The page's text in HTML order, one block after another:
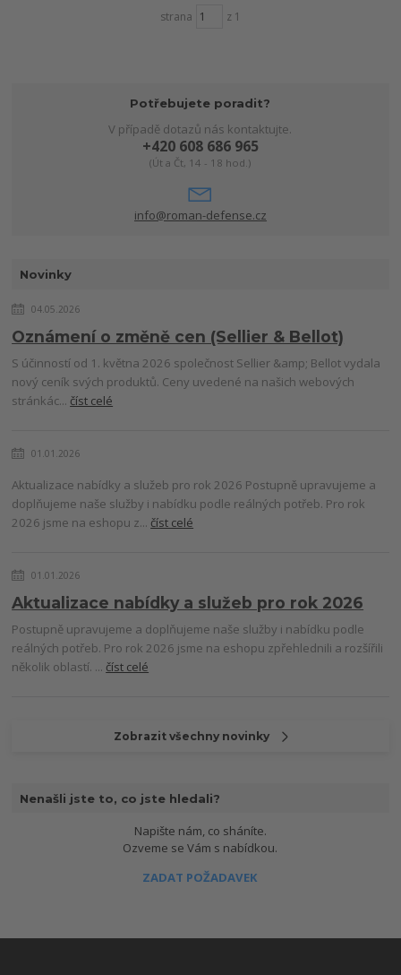
strana z 1
Potřebujete poradit?
V případě dotazů nás kontaktujte.
+420 608 686 965
(Út a Čt, 14 - 18 hod.)
info@roman-defense.cz
Novinky
04.05.2026
Oznámení o změně cen (Sellier & Bellot)
S účinností od 1. května 2026 společnost Sellier &amp; Bellot vydala
nový ceník svých produktů. Ceny uvedené na našich webových
stránkác... číst celé
01.01.2026
Aktualizace nabídky a služeb pro rok 2026 Postupně upravujeme a
doplňujeme naše služby i nabídku podle reálných potřeb. Pro rok
2026 jsme na eshopu z... číst celé
01.01.2026
Aktualizace nabídky a služeb pro rok 2026
Postupně upravujeme a doplňujeme naše služby i nabídku podle
reálných potřeb. Pro rok 2026 jsme na eshopu zpřehlednili a rozšířili
několik oblastí. ... číst celé
Zobrazit všechny novinky
Nenašli jste to, co jste hledali?
Napište nám, co sháníte.
Ozveme se Vám s nabídkou.
ZADAT POŽADAVEK